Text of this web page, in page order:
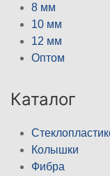
8 мм
10 мм
12 мм
Оптом
Каталог
Колышки
Фибра